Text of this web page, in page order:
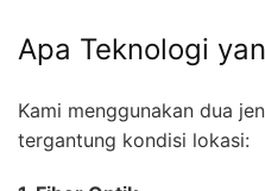
Apa Teknologi
Kami menggunakan dua
tergantung kondisi lokasi: